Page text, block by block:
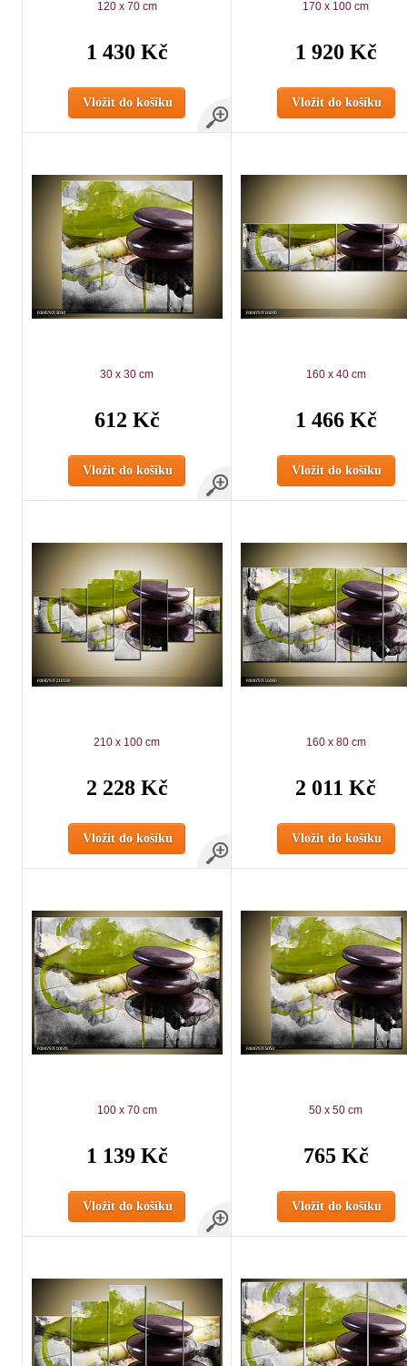
120 x 70 cm
1 430 Kč
Vložit do košíku
170 x 100 cm
1 920 Kč
Vložit do košíku
30 x 30 cm
612 Kč
Vložit do košíku
160 x 40 cm
1 466 Kč
Vložit do košíku
210 x 100 cm
2 228 Kč
Vložit do košíku
160 x 80 cm
2 011 Kč
Vložit do košíku
100 x 70 cm
1 139 Kč
Vložit do košíku
50 x 50 cm
765 Kč
Vložit do košíku